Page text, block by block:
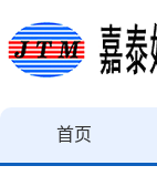
首页